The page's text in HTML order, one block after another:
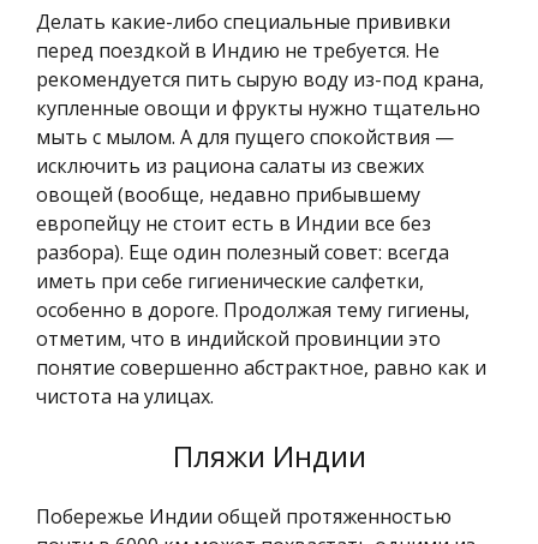
Делать какие-либо специальные прививки
перед поездкой в Индию не требуется. Не
рекомендуется пить сырую воду из-под крана,
купленные овощи и фрукты нужно тщательно
мыть с мылом. А для пущего спокойствия —
исключить из рациона салаты из свежих
овощей (вообще, недавно прибывшему
европейцу не стоит есть в Индии все без
разбора). Еще один полезный совет: всегда
иметь при себе гигиенические салфетки,
особенно в дороге. Продолжая тему гигиены,
отметим, что в индийской провинции это
понятие совершенно абстрактное, равно как и
чистота на улицах.
Пляжи Индии
Побережье Индии общей протяженностью